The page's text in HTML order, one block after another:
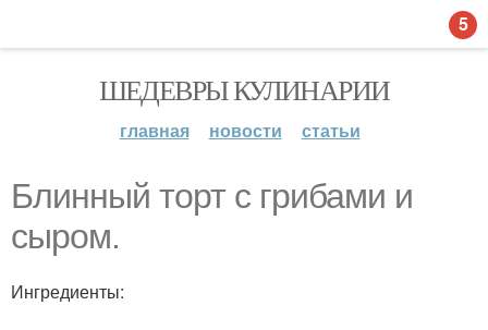
ШЕДЕВРЫ КУЛИНАРИИ
главная новости статьи
Блинный торт с грибами и
сыром.
Ингредиенты:
5